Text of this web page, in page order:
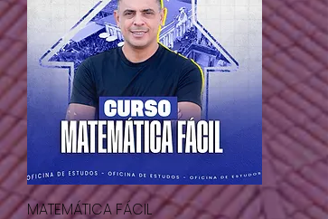
MATEMÁTICA FÁCIL